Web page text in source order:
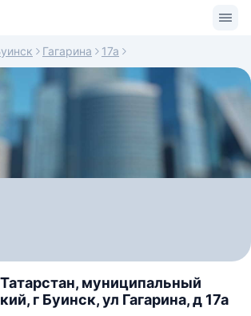
Гагарина 17а
муниципальный
г Буинск, ул Гагарина, д 17а